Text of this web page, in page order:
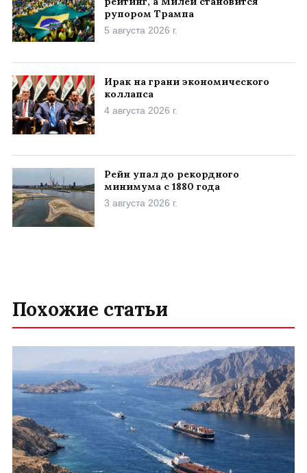
рупором Трампа
5 августа 2026 г.
Ирак на грани экономического
коллапса
4 августа 2026 г.
Рейн упал до рекордного
минимума с 1880 года
3 августа 2026 г.
Похожие статьи